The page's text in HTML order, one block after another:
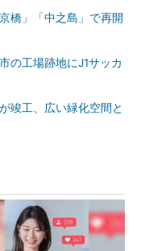
橋」「中之島」で再開
の工場跡地にJ1サッカ
竣工、広い緑化空間と